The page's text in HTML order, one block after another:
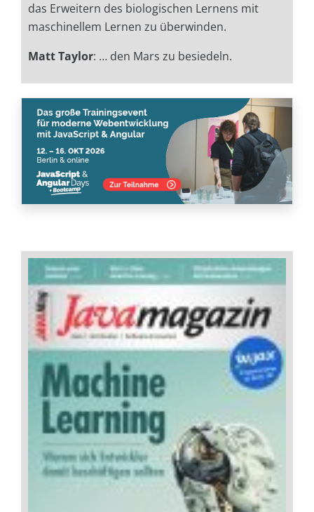
das Erweitern des biologischen Lernens mit
maschinellem Lernen zu überwinden.
Matt Taylor: … den Mars zu besiedeln.